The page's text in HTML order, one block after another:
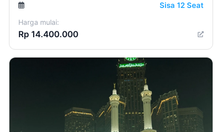
Sisa 12 Seat
Harga mulai:
Rp 14.400.000